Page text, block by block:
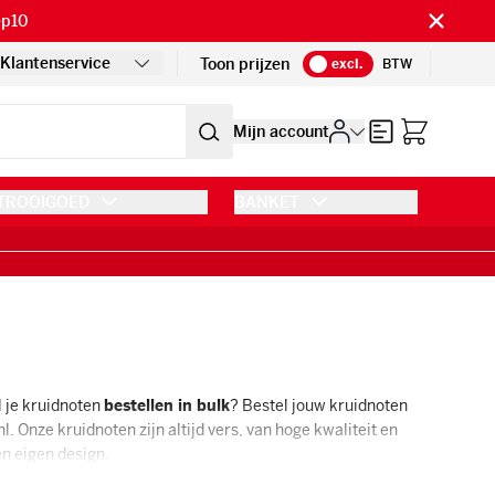
Klantenservice Toon prijzen excl. BTW
Mijn account Offerte
kruidnotenbestellen in bulk? Bestel jouw kruidnoten
Onze kruidnoten zijn altijd vers, van hoge kwaliteit en
eigen design.